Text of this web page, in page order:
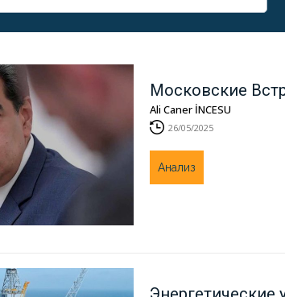
Московские
Ali Caner İNCESU
26/05/2025
Анализ